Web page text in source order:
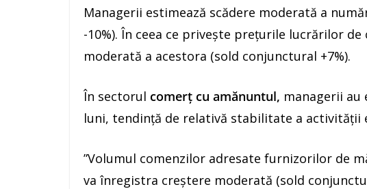
Managerii estimează scădere moderată a
-10%). În ceea ce priveşte preţurile lucrărilor
moderată a acestora (sold conjunctural +7%).
În sectorul comerţ cu amănuntul, managerii
luni, tendinţă de relativă stabilitate a activităţii
”Volumul comenzilor adresate furnizorilor de
va înregistra creştere moderată (sold